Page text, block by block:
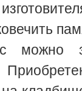
можно